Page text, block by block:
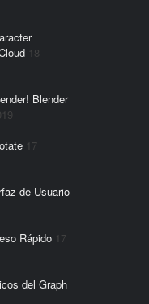
18
Blender
17
de Usuario
Rápido 17
del Graph